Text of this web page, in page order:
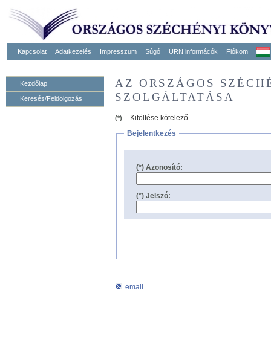
Kapcsolat Adatkezelés Impresszum Súgó URN informácók Fiókom
Kezdőlap
Keresés/Feldolgozás
AZ ORSZÁGOS
SZOLGÁLTATÁSA
(*)
Kitöltése kötelező
Bejelentkezés
(*) Azonosító:
(*) Jelszó:
email